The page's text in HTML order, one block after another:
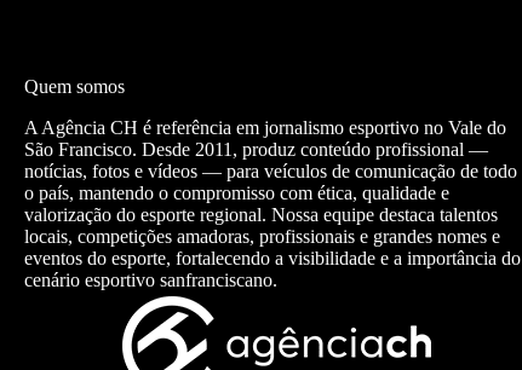
Quem somos
A Agência CH é referência em jornalismo esportivo no Vale do
São Francisco. Desde 2011, produz conteúdo profissional —
notícias, fotos e vídeos — para veículos de comunicação de todo
o país, mantendo o compromisso com ética, qualidade e
valorização do esporte regional. Nossa equipe destaca talentos
locais, competições amadoras, profissionais e grandes nomes e
eventos do esporte, fortalecendo a visibilidade e a importância do
cenário esportivo sanfranciscano.